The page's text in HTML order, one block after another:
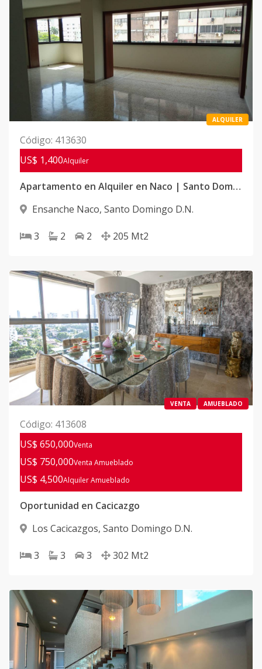
ALQUILER
Código: 413630
US$ 1,400Alquiler
Apartamento en Alquiler en Naco | Santo Domingo
Ensanche Naco, Santo Domingo D.N.
3 2 2 205 Mt2
VENTA AMUEBLADO
Código: 413608
US$ 650,000Venta
US$ 750,000Venta Amueblado
US$ 4,500AlquilerAmueblado
Oportunidad en Cacicazgo
Los Cacicazgos, Santo Domingo D.N.
3 3 3 302 Mt2